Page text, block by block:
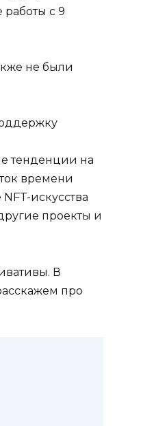
работы с 9
не были
тенденции на
времени
искусства
проекты и
В
про